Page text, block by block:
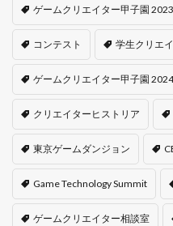
ゲームクリエイター甲子園
コンテスト 学生クリエ
ゲームクリエイター甲子園
クリエイターヒストリア
東京ゲームダンジョン
Game Technology Summit
ゲームクリエイター相談室